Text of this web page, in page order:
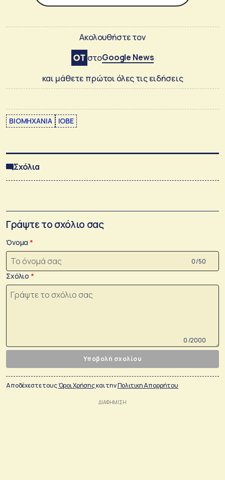
Ακολουθήστε τον
στοGoogle News
και μάθετε πρώτοι όλες τις ειδήσεις
ΒΙΟΜΗΧΑΝΙΑ ΙΟΒΕ
Σχόλια
Γράψτε το σχόλιο σας
Όνομα
0 /50
Σχόλιο
0 /2000
Υποβολή σχολίου
Αποδέχεστε τουςΌροι Χρήσηςκαι τηνΠολιτικη Απορρήτου